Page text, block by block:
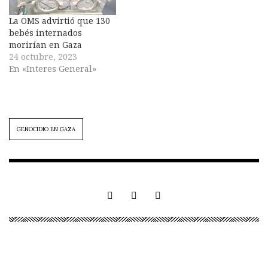
La OMS advirtió que 130
bebés internados
morirían en Gaza
24 octubre, 2023
En «Interes General»
GENOCIDIO EN GAZA